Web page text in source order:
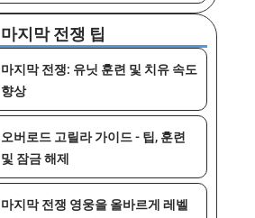
마지막 전쟁 팁
마지막 전쟁: 유닛 훈련 및 치유 속도
향상
오버로드 고릴라 가이드 - 팁, 훈련
및 잠금 해제
마지막 전쟁 영웅을 올바르게 레벨